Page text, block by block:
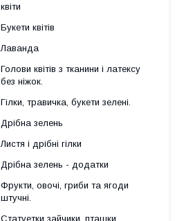
квіти
Букети квітів
Лаванда
Голови квітів з тканини і латексу
без ніжок.
Гілки, травичка, букети зелені.
Дрібна зелень
Листя і дрібні гілки
Дрібна зелень - додатки
Фрукти, овочі, гриби та ягоди
штучні.
Статуетки зайчики, пташки,